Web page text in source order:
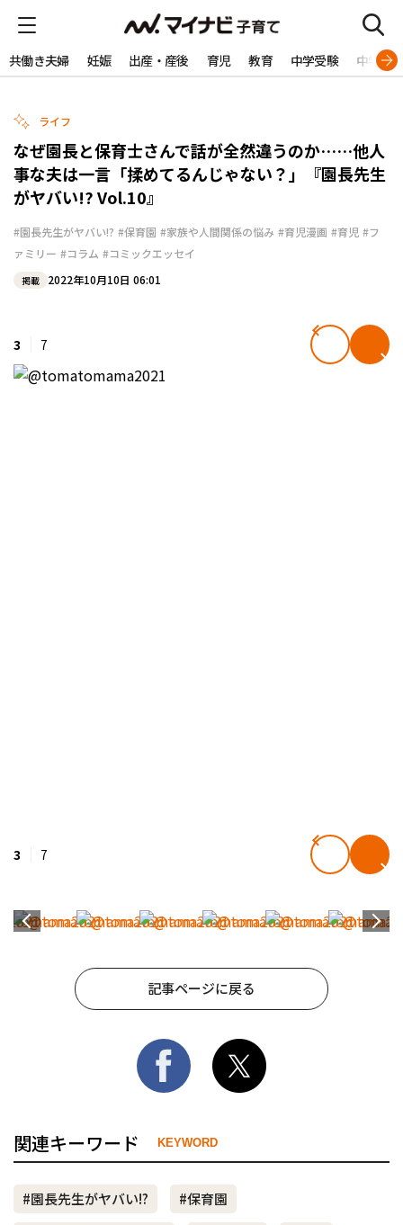
共働き夫婦 妊娠 出産・産後 育児 教育 中学受験 中学生
ライフ
なぜ園長と保育士さんで話が全然違うのか……他人
事な夫は一言「揉めてるんじゃない？」『園長先生
がヤバい!? Vol.10』
#園長先生がヤバい!? #保育園 #家族や人間関係の悩み #育児漫画 #育児 #フ
ァミリー #コラム #コミックエッセイ
掲載 2022年10月10日 06:01
3 7
3 7
記事ページに戻る
関連キーワード KEYWORD
#園長先生がヤバい!?
#保育園